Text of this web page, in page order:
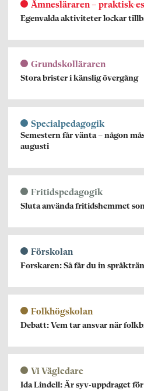
Ämnesläraren – praktisk-
Egenvalda aktiviteter lockar
Grundskolläraren
Stora brister i känslig övergång
Specialpedagogik
Semestern får vänta – någon
augusti
Fritidspedagogik
Sluta använda fritidshemmet
Förskolan
Forskaren: Så får du in
Folkhögskolan
Debatt: Vem tar ansvar när
Vi Vägledare
Ida Lindell: Är syv-uppdraget